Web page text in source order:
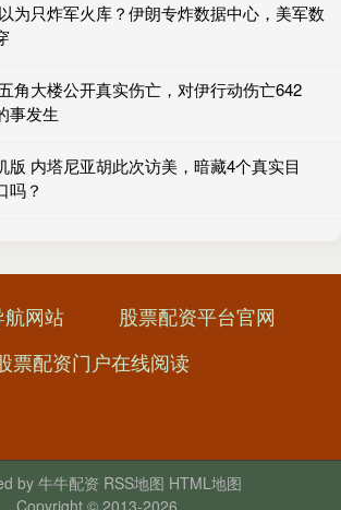
为只炸军火库？伊朗专炸数据中心，美军数
角大楼公开真实伤亡，对伊行动伤亡642
事发生
版 内塔尼亚胡此次访美，暗藏4个真实目
吗？
航网站
股票配资平台官网
票配资门户在线阅读
by 牛牛配资 RSS地图 HTML地图